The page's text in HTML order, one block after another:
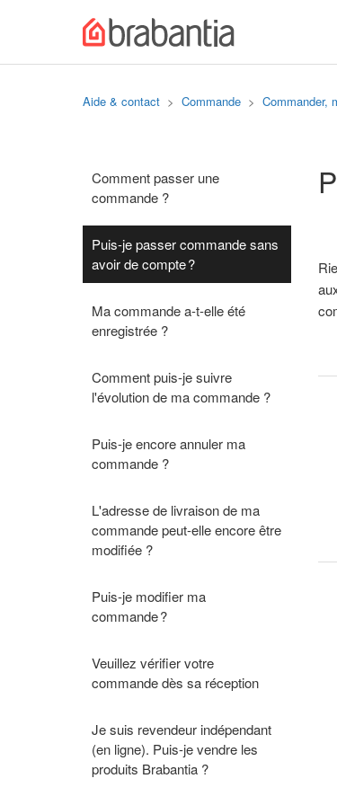
Aide & contact Commande Commander,
Comment passer une
commande ?
Puis-je passer commande sans
avoir de compte ?
Ma commande a-t-elle été
enregistrée ?
Comment puis-je suivre
l'évolution de ma commande ?
Puis-je encore annuler ma
commande ?
L'adresse de livraison de ma
commande peut-elle encore être
modifiée ?
Puis-je modifier ma
commande ?
Veuillez vérifier votre
commande dès sa réception
Je suis revendeur indépendant
(en ligne). Puis-je vendre les
produits Brabantia ?